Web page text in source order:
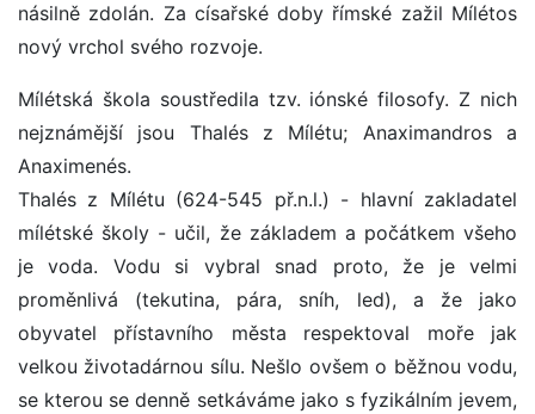
násilně zdolán. Za císařské doby římské zažil Mílétos
nový vrchol svého rozvoje.
Mílétská škola soustředila tzv. iónské filosofy. Z nich
nejznámější jsou Thalés z Mílétu; Anaximandros a
Anaximenés.
Thalés z Mílétu (624-545 př.n.l.) - hlavní zakladatel
mílétské školy - učil, že základem a počátkem všeho
je voda. Vodu si vybral snad proto, že je velmi
proměnlivá (tekutina, pára, sníh, led), a že jako
obyvatel přístavního města respektoval moře jak
velkou životadárnou sílu. Nešlo ovšem o běžnou vodu,
se kterou se denně setkáváme jako s fyzikálním jevem,